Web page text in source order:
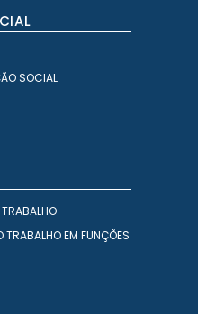
SOCIAL
EM FUNÇÕES